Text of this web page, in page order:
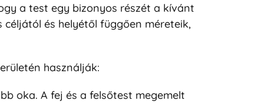
a test egy bizonyos részét a kívánt
és helyétől függően méreteik,
használják:
oka. A fej és a felsőtest megemelt